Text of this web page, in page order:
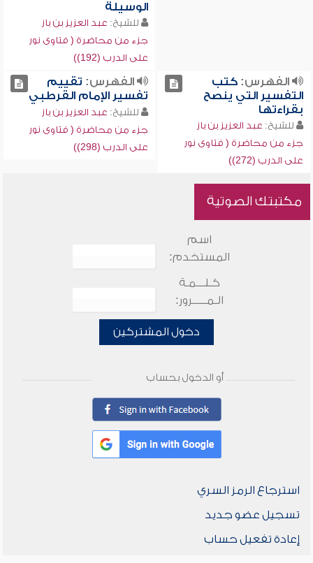
الوسيلة
للشيخ: عبد العزيز بن باز
جزء من محاضرة ( فتاوى نور
على الدرب (192))
الفهرس:كتب
التفسير التي ينصح
بقراءتها
للشيخ: عبد العزيز بن باز
جزء من محاضرة ( فتاوى نور
على الدرب (272))
الفهرس: تقييم
تفسير الإمام القرطبي
للشيخ: عبد العزيز بن باز
جزء من محاضرة ( فتاوى نور
على الدرب (298))
مكتبتك الصوتية
اسم
المستخدم:
كـلـــمـة
الـمـــــرور:
دخول المشتركين
أو الدخول بحساب
استرجاع الرمز السري
تسجيل عضو جديد
إعادة تفعيل حساب